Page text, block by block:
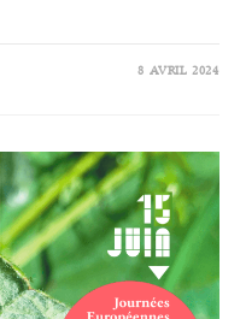
8 AVRIL 2024